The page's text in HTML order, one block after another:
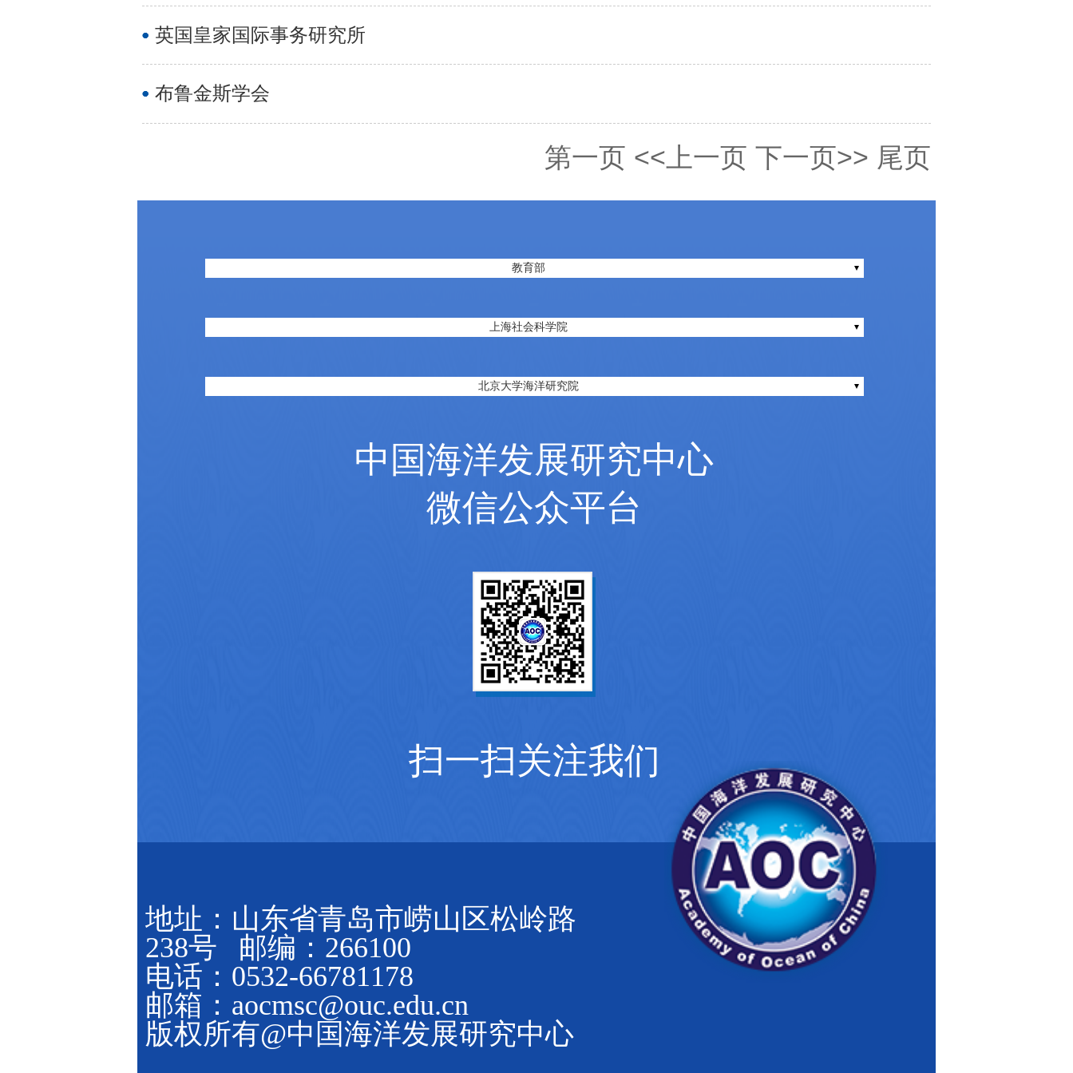
英国皇家国际事务研究所
布鲁金斯学会
第一页 <<上一页 下一页>> 尾页
教育部
上海社会科学院
北京大学海洋研究院
中国海洋发展研究中心
微信公众平台
扫一扫关注我们
地址：山东省青岛市崂山区松岭路
238号 邮编：266100
电话：0532-66781178
邮箱：aocmsc@ouc.edu.cn
版权所有@中国海洋发展研究中心